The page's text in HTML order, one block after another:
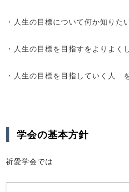
・人生の目標について何か知りた
・人生の目標を目指すをよりよく
・人生の目標を目指していく人
学会の基本方針
祈愛学会では